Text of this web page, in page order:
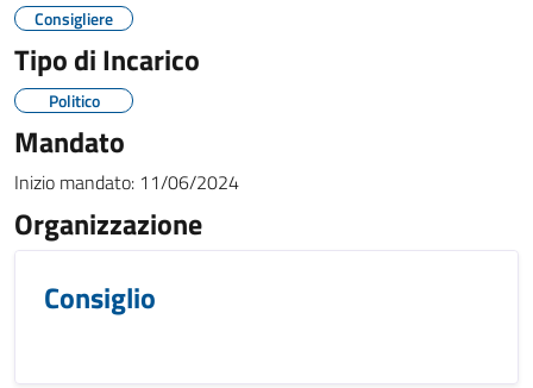
Consigliere
Tipo di Incarico
Politico
Mandato
Inizio mandato: 11/06/2024
Organizzazione
Consiglio